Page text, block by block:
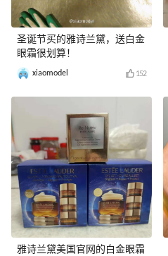
圣诞节买的雅诗兰黛，送白金
眼霜很划算！
xiaomodel 152
雅诗兰黛美国官网的白金眼霜